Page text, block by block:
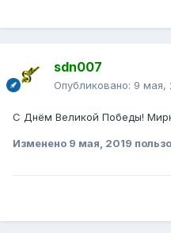
sdn007
Опубликовано: 9 мая,
С Днём Великой Победы!
Изменено 9 мая, 2019